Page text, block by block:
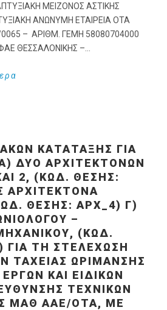
ΜΕΙΖΟΝΟΣ ΑΣΤΙΚΗΣ
ΑΝΩΝΥΜΗ ΕΤΑΙΡΕΙΑ ΟΤΑ
– ΑΡΙΘΜ. ΓΕΜΗ 58080704000
ΘΕΣΣΑΛΟΝΙΚΗΣ –...
ΚΑΤΑΤΑΞΗΣ ΓΙΑ
ΔΎΟ ΑΡΧΙΤΕΚΤΌΝΩΝ
2, (ΚΩΔ. ΘΈΣΗΣ:
ΑΡΧΙΤΈΚΤΟΝΑ
ΘΈΣΗΣ: ΑΡΧ_4) Γ)
–
(ΚΩΔ.
ΓΙΑ ΤΗ ΣΤΕΛΈΧΩΣΗ
ΤΑΧΕΊΑΣ ΩΡΊΜΑΝΣΗΣ
ΚΑΙ ΕΙΔΙΚΏΝ
ΤΕΧΝΙΚΏΝ
ΜΑΘ ΑΑΕ/ΟΤΑ, ΜΕ